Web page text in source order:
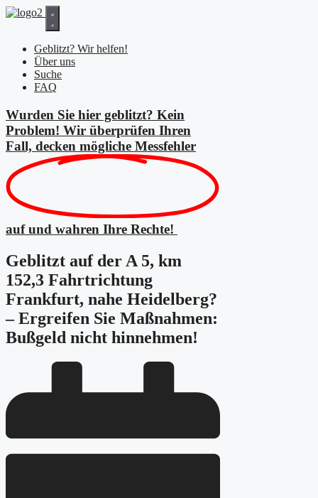
Zum
Geblitzt? Wir helfen!
Über uns
Suche
FAQ
Wurden Sie hier geblitzt? Kein
Problem! Wir überprüfen Ihren
Fall, decken mögliche Messfehler
auf und wahren Ihre Rechte!
Geblitzt auf der A 5, km
152,3 Fahrtrichtung
Frankfurt, nahe Heidelberg?
– Ergreifen Sie Maßnahmen:
Bußgeld nicht hinnehmen!